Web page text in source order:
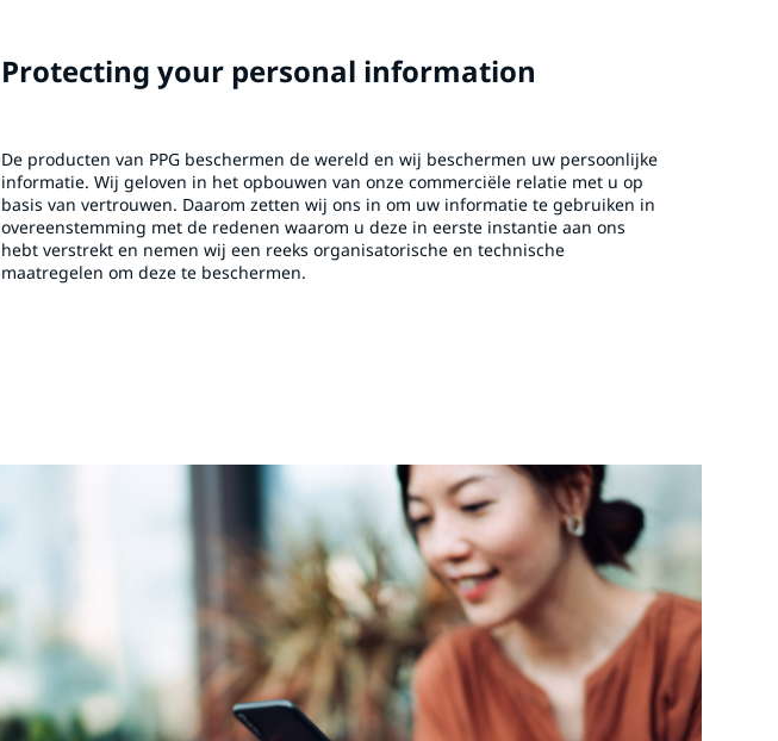
Protecting your personal information
De producten van PPG beschermen de wereld en wij beschermen uw persoonlijke
informatie. Wij geloven in het opbouwen van onze commerciële relatie met u op
basis van vertrouwen. Daarom zetten wij ons in om uw informatie te gebruiken in
overeenstemming met de redenen waarom u deze in eerste instantie aan ons
hebt verstrekt en nemen wij een reeks organisatorische en technische
maatregelen om deze te beschermen.